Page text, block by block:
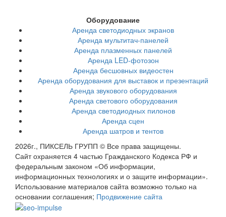
Оборудование
Аренда светодиодных экранов
Аренда мультитач-панелей
Аренда плазменных панелей
Аренда LED-фотозон
Аренда бесшовных видеостен
Аренда оборудования для выставок и презентаций
Аренда звукового оборудования
Аренда светового оборудования
Аренда светодиодных пилонов
Аренда сцен
Аренда шатров и тентов
2026г., ПИКСЕЛЬ ГРУПП © Все права защищены.
Сайт охраняется 4 частью Гражданского Кодекса РФ и
федеральным законом «Об информации,
информационных технологиях и о защите информации».
Использование материалов сайта возможно только на
основании соглашения; Продвижение сайта